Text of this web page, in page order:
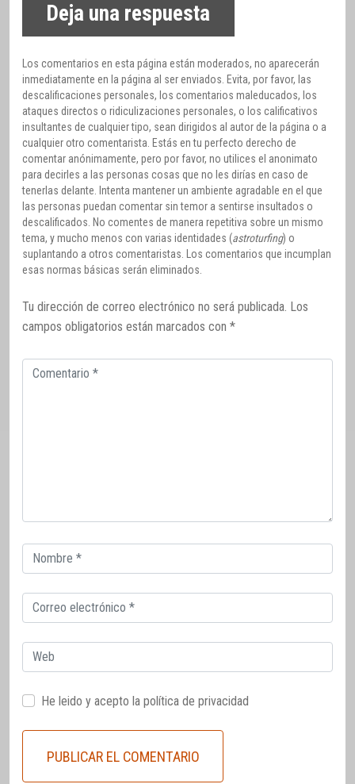
Deja una respuesta
Los comentarios en esta página están moderados, no aparecerán
inmediatamente en la página al ser enviados. Evita, por favor, las
descalificaciones personales, los comentarios maleducados, los
ataques directos o ridiculizaciones personales, o los calificativos
insultantes de cualquier tipo, sean dirigidos al autor de la página o a
cualquier otro comentarista. Estás en tu perfecto derecho de
comentar anónimamente, pero por favor, no utilices el anonimato
para decirles a las personas cosas que no les dirías en caso de
tenerlas delante. Intenta mantener un ambiente agradable en el que
las personas puedan comentar sin temor a sentirse insultados o
descalificados. No comentes de manera repetitiva sobre un mismo
tema, y mucho menos con varias identidades (astroturfing) o
suplantando a otros comentaristas. Los comentarios que incumplan
esas normas básicas serán eliminados.
Tu dirección de correo electrónico no será publicada. Los
campos obligatorios están marcados con *
Comentario
Correo
electrónico
Correo
electrónico
Web
He leido y acepto la política de privacidad